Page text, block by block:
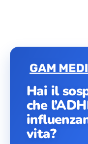
Hai il
che
vita?